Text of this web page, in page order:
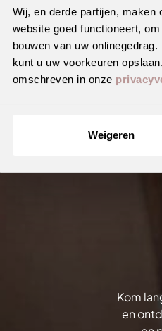
Wij, en derde partijen,
website goed functioneert,
bouwen van uw
kunt u uw voorkeuren
omschreven in onze
Weigeren
Kom
en